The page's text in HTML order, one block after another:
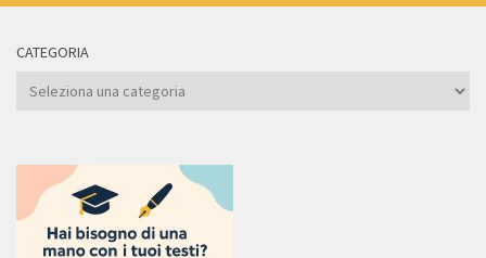
CATEGORIA
Categoria